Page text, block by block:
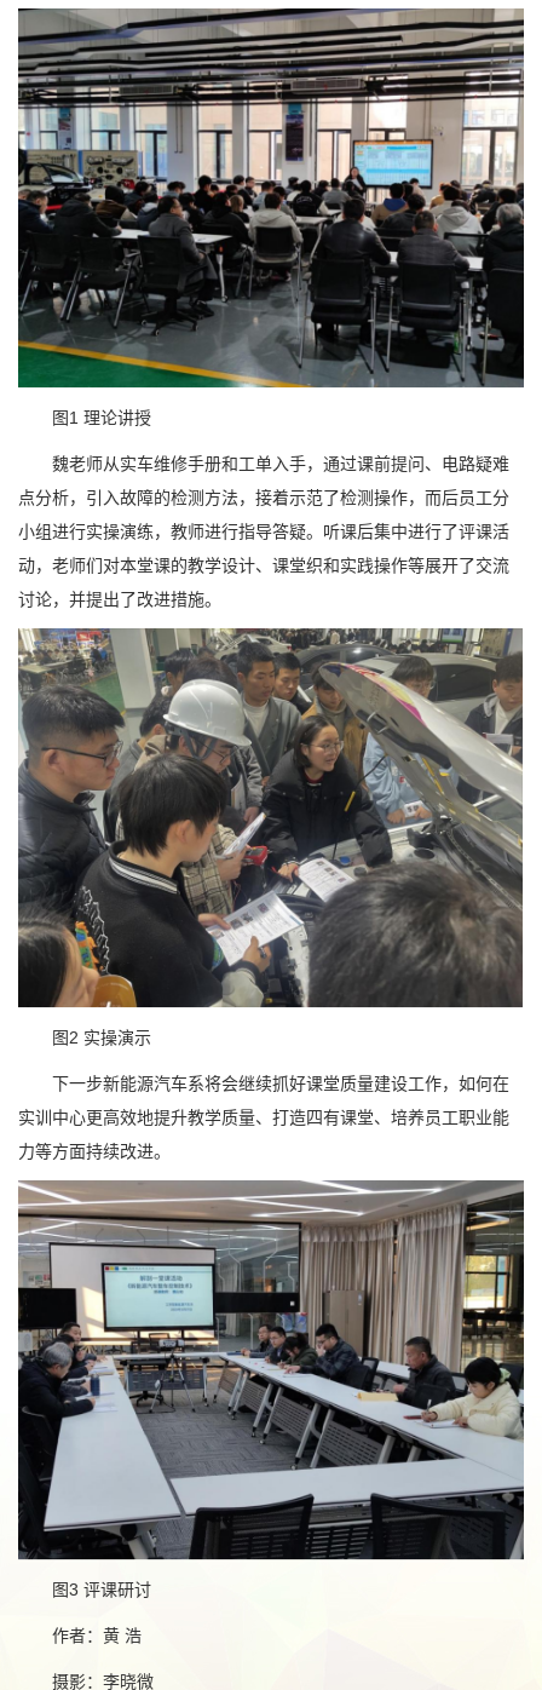
图1 理论讲授
魏老师从实车维修手册和工单入手，通过课前提问、电路疑难
点分析，引入故障的检测方法，接着示范了检测操作，而后员工分
小组进行实操演练，教师进行指导答疑。听课后集中进行了评课活
动，老师们对本堂课的教学设计、课堂织和实践操作等展开了交流
讨论，并提出了改进措施。
图2 实操演示
下一步新能源汽车系将会继续抓好课堂质量建设工作，如何在
实训中心更高效地提升教学质量、打造四有课堂、培养员工职业能
力等方面持续改进。
图3 评课研讨
作者：黄 浩
摄影：李晓微